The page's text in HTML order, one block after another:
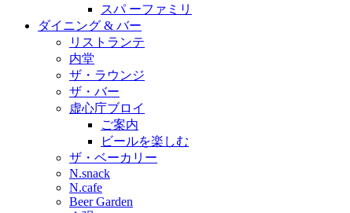
スパ ーファミリ
ダイニング & バー
リストランテ
内堂
ザ・ラウンジ
ザ・バー
虚心庁ブロイ
ご案内
ビールを楽しむ
ザ・ベーカリー
N.snack
N.cafe
Beer Garden